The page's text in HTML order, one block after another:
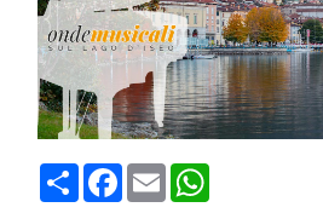
CondividiFacebook
Email